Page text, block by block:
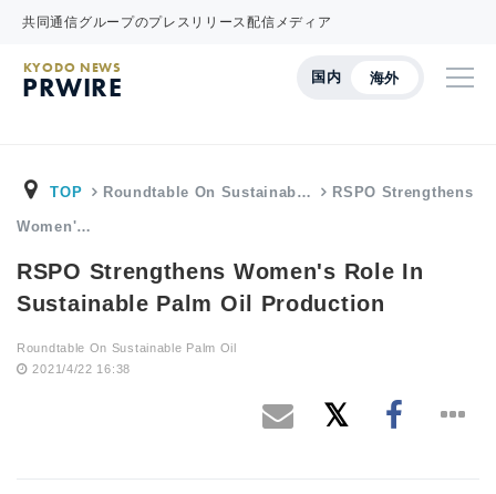
共同通信グループのプレスリリース配信メディア
国内 海外
KYODO NEWS
PRWIRE
TOP Roundtable On Sustainab… RSPO Strengthens
Women'…
RSPO Strengthens Women's Role In
Sustainable Palm Oil Production
Roundtable On Sustainable Palm Oil
2021/4/22 16:38